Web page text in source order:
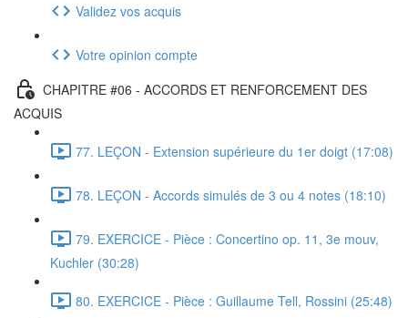
Validez vos acquis
Votre opinion compte
CHAPITRE #06 - ACCORDS ET RENFORCEMENT DES
ACQUIS
77. LEÇON - Extension supérieure du 1er doigt (17:08)
78. LEÇON - Accords simulés de 3 ou 4 notes (18:10)
79. EXERCICE - Pièce : Concertino op. 11, 3e mouv,
Kuchler (30:28)
80. EXERCICE - Pièce : Guillaume Tell, Rossini (25:48)